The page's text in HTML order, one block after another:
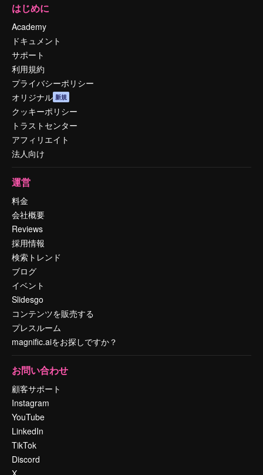
はじめに
Academy
ドキュメント
サポート
利用規約
プライバシーポリシー
オリジナル 新規
クッキーポリシー
トラストセンター
アフィリエイト
法人向け
運営
料金
会社概要
Reviews
採用情報
検索トレンド
ブログ
イベント
Slidesgo
コンテンツを販売する
プレスルーム
magnific.aiをお探しですか？
お問い合わせ
顧客サポート
Instagram
YouTube
LinkedIn
TikTok
Discord